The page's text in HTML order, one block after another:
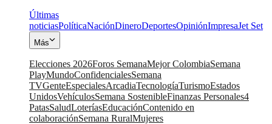
Últimas
noticiasPolíticaNaciónDineroDeportesOpiniónImpresaJet Set
Más
Elecciones 2026Foros SemanaMejor ColombiaSemana
PlayMundoConfidencialesSemana
TVGenteEspecialesArcadiaTecnologíaTurismoEstados
UnidosVehículosSemana SostenibleFinanzas Personales4
PatasSaludLoteríasEducaciónContenido en
colaboraciónSemana RuralMujeres